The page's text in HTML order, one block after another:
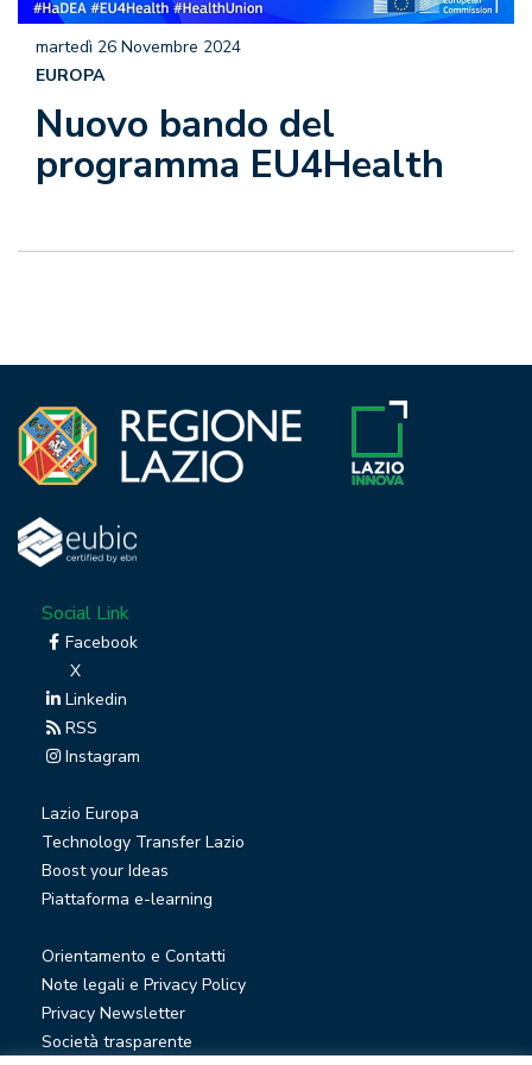
Nuovo bando del
programma EU4Health
martedì 26 Novembre 2024
EUROPA
Social Link
Facebook
X
Linkedin
RSS
Instagram
Lazio Europa
Technology Transfer Lazio
Boost your Ideas
Piattaforma e-learning
Orientamento e Contatti
Note legali e Privacy Policy
Privacy Newsletter
Società trasparente